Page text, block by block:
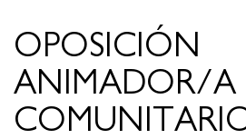
OPOSICIÓN
ANIMADOR/A